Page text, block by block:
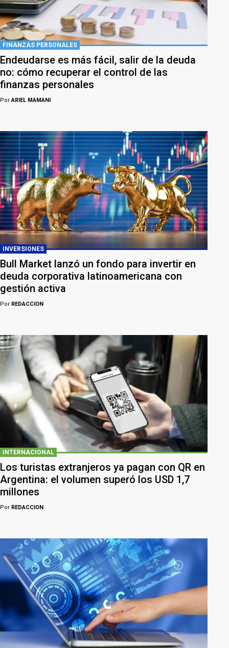
FINANZAS PERSONALES
Endeudarse es más fácil, salir de la deuda
no: cómo recuperar el control de las
finanzas personales
PorARIEL MAMANI
INVERSIONES
Bull Market lanzó un fondo para invertir en
deuda corporativa latinoamericana con
gestión activa
Por REDACCION
INTERNACIONAL
Los turistas extranjeros ya pagan con QR en
Argentina: el volumen superó los USD 1,7
millones
Por REDACCION